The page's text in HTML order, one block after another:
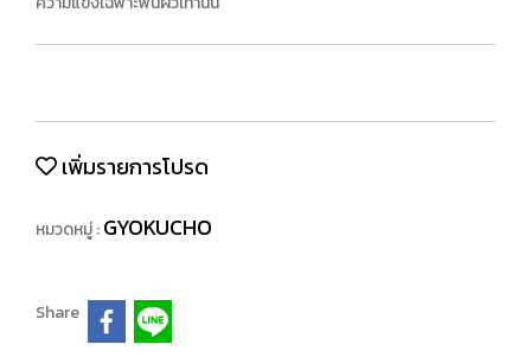
เพิ่มรายการโปรด
หมวดหมู่ :GYOKUCHO
Share